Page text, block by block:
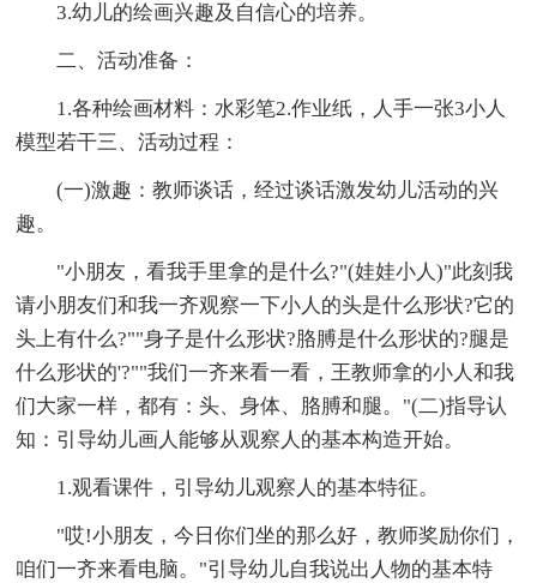
3.幼儿的绘画兴趣及自信心的培养。
二、活动准备：
1.各种绘画材料：水彩笔2.作业纸，人手一张3小人
模型若干三、活动过程：
(一)激趣：教师谈话，经过谈话激发幼儿活动的兴
趣。
"小朋友，看我手里拿的是什么?"(娃娃小人)"此刻我
请小朋友们和我一齐观察一下小人的头是什么形状?它的
头上有什么?""身子是什么形状?胳膊是什么形状的?腿是
什么形状的'?""我们一齐来看一看，王教师拿的小人和我
们大家一样，都有：头、身体、胳膊和腿。"(二)指导认
知：引导幼儿画人能够从观察人的基本构造开始。
1.观看课件，引导幼儿观察人的基本特征。
"哎!小朋友，今日你们坐的那么好，教师奖励你们，
咱们一齐来看电脑。"引导幼儿自我说出人物的基本特